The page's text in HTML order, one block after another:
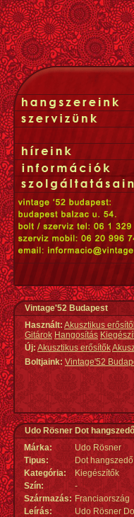
Vintage'52 Budapest
Használt: Akusztikus
Gitárok Hangosítás
Új:Akusztikus erősítők
Boltjaink: Vintage'52
Udo Rösner Dot
Márka:
Udo Rösner
Tipus:
Dot
Kategória:
Kiegészítők
Szín:
-
Származás: Franciaország
Leírás:
Udo Rösner